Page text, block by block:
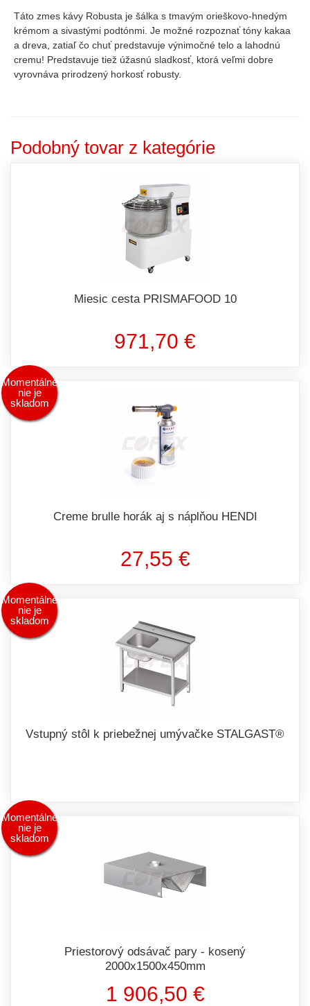
Táto zmes kávy Robusta je šálka s tmavým orieškovo-hnedým
krémom a sivastými podtónmi. Je možné rozpoznať tóny kakaa
a dreva, zatiaľ čo chuť predstavuje výnimočné telo a lahodnú
cremu! Predstavuje tiež úžasnú sladkosť, ktorá veľmi dobre
vyrovnáva prirodzený horkosť robusty.
Podobný tovar z kategórie
Miesic cesta PRISMAFOOD 10
971,70 €
Momentálne
nie je
skladom
Creme brulle horák aj s náplňou HENDI
27,55 €
Momentálne
nie je
skladom
Vstupný stôl k priebežnej umývačke STALGAST®
Momentálne
nie je
skladom
Priestorový odsávač pary - kosený
2000x1500x450mm
1 906,50 €